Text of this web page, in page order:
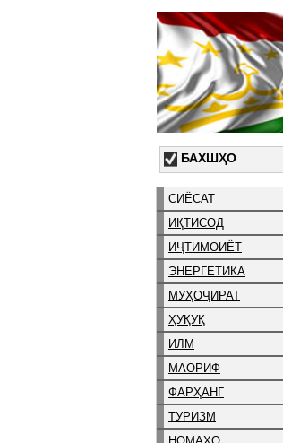
БАХШҲО
СИЁСАТ
ИҚТИСОД
ИҶТИМОИЁТ
ЭНЕРГЕТИКА
МУҲОҶИРАТ
ҲУҚУҚ
ИЛМ
МАОРИФ
ФАРҲАНГ
ТУРИЗМ